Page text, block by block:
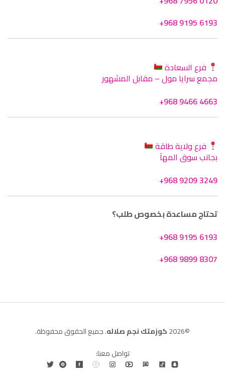
+968 9195 6193
فرع السعادة
مجمع سرايا مول – مقابل المشهور
+968 9466 4663
فرع ولاية طاقة
بجانب سوق المهآ
+968 9209 3249
تحتاج مساعدة بخصوص طلب؟
+968 9195 6193
+968 9899 8307
©2026 كوزمتك نجم صلاله. جميع الحقوق محفوظة.
تواصل معنا: